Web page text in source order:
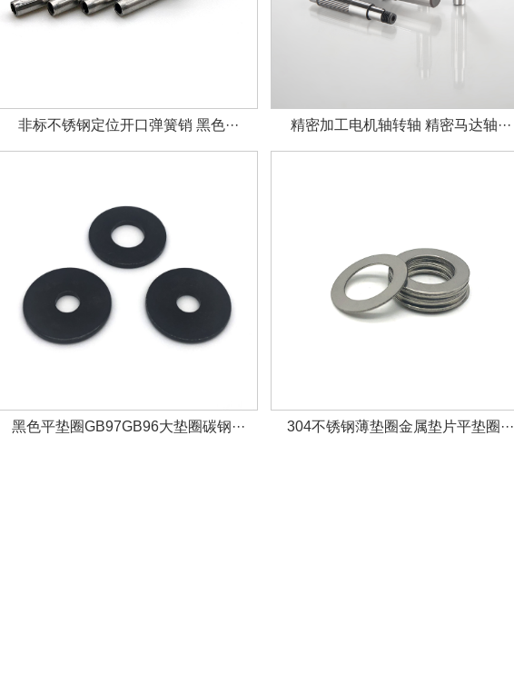
非标不锈钢定位开口弹簧销 黑色··· 精密加工电机轴转轴 精密马达轴···
黑色平垫圈GB97GB96大垫圈碳钢··· 304不锈钢薄垫圈金属垫片平垫圈···